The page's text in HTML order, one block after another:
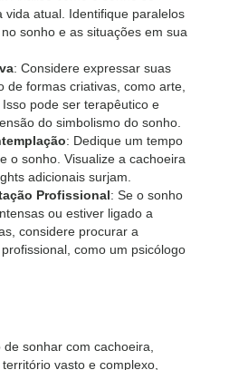
vida atual. Identifique paralelos
sonho e as situações em sua
: Considere expressar suas
de formas criativas, como arte,
pode ser terapêutico e
do simbolismo do sonho.
: Dedique um tempo
o sonho. Visualize a cachoeira
adicionais surjam.
Profissional: Se o sonho
ou estiver ligado a
considere procurar a
como um psicólogo
sonhar com cachoeira,
vasto e complexo,